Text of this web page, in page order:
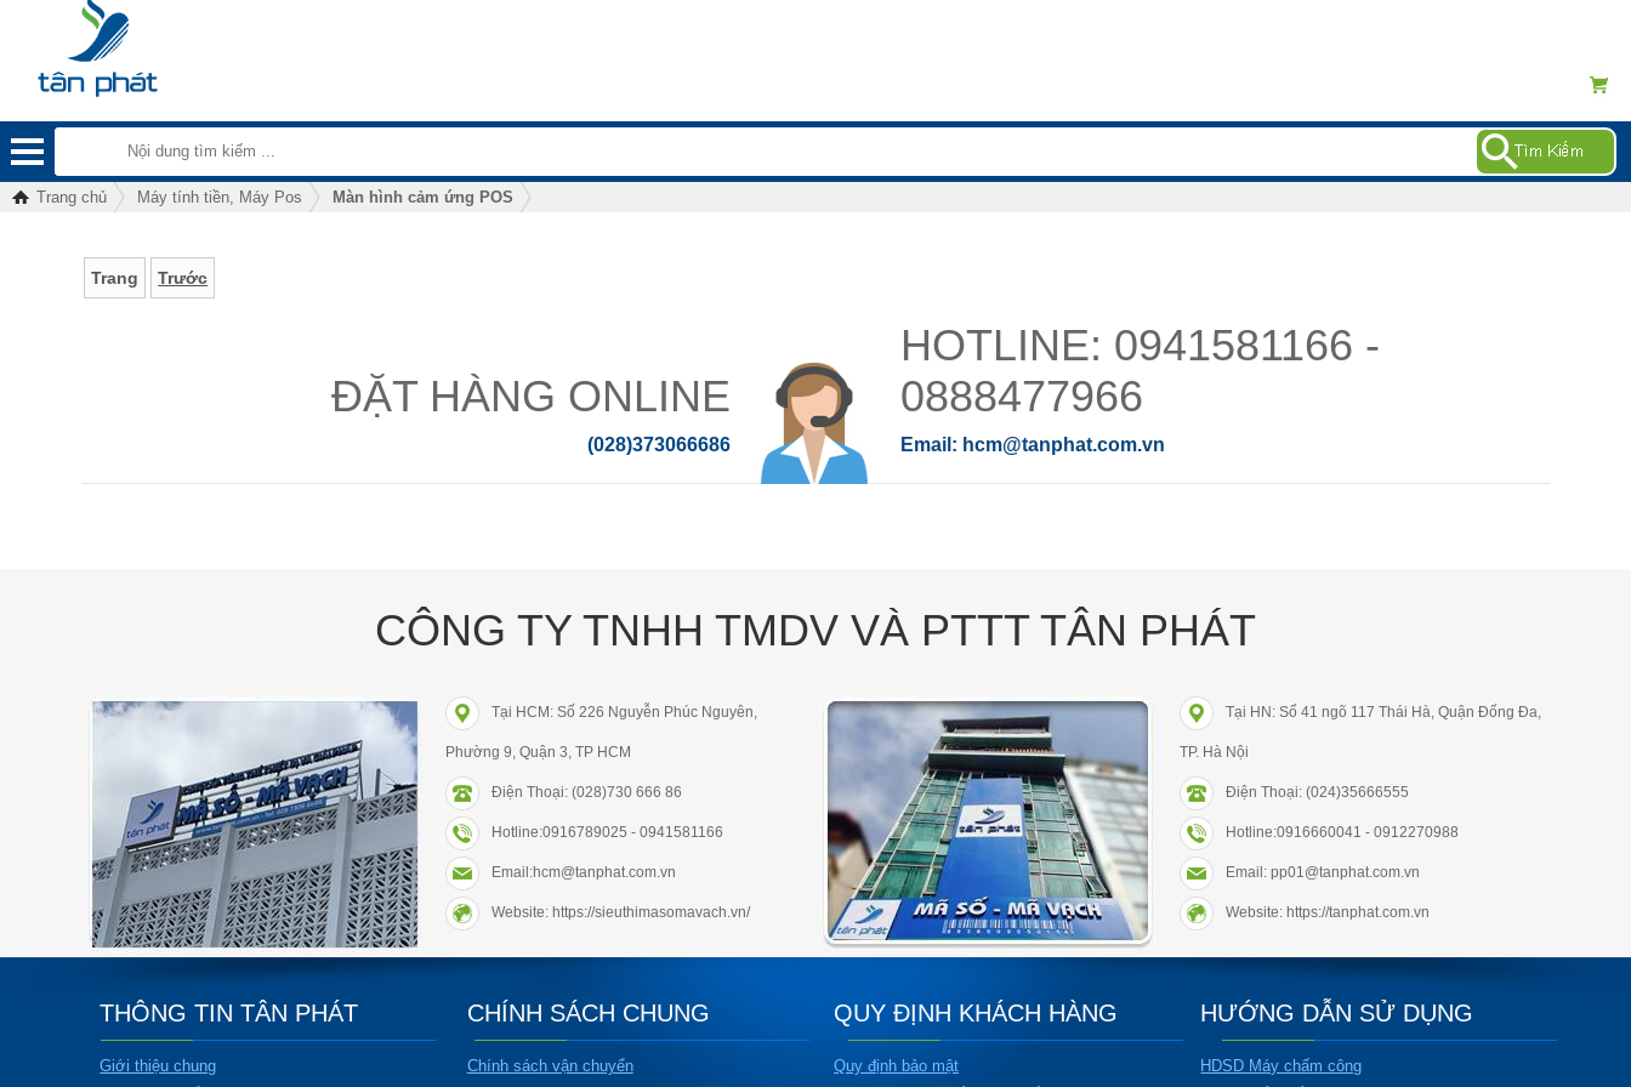
Trang chủ Máy tính tiền, Máy Pos Màn hình cảm ứng POS
Trang Trước
ĐẶT HÀNG ONLINE
(028)373066686
0941581166 -
0888477966
hcm@tanphat.com.vn
CÔNG TY TNHH TMDV VÀ PTTT TÂN PHÁT
Tại HCM: Số 226 Nguyễn Phúc Nguyên,
Phường 9, Quận 3, TP HCM
Điện Thoại: (028)730 666 86
Hotline:0916789025 - 0941581166
Email:hcm@tanphat.com.vn
Website: https://sieuthimasomavach.vn/
Tại HN: Số 41 ngõ 117 Thái Hà, Quận Đống Đa,
TP. Hà Nội
Điện Thoại: (024)35666555
Hotline:0916660041 - 0912270988
Email: pp01@tanphat.com.vn
Website: https://tanphat.com.vn
THÔNG TIN TÂN PHÁT
Giới thiệu chung
CHÍNH SÁCH CHUNG
Chính sách vận chuyển
QUY ĐỊNH KHÁCH HÀNG
Quy định bảo mật
HƯỚNG DẪN SỬ DỤNG
HDSD Máy chấm công